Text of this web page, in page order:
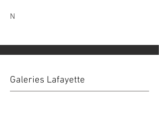
N
Galeries Lafayette